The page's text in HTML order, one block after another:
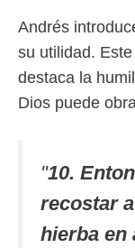
Andrés
su utilidad.
destaca la
Dios puede
"10.
recostar
hierba en